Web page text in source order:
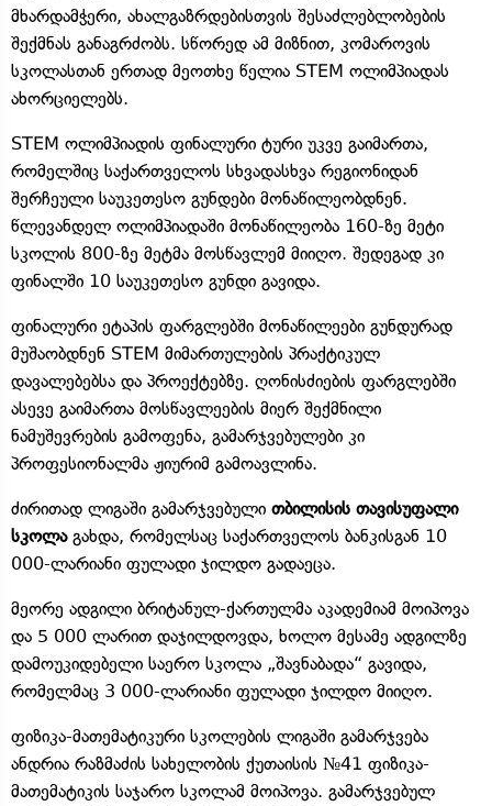
მხარდამჭერი, ახალგაზრდებისთვის შესაძლებლობების
შექმნას განაგრძობს. სწორედ ამ მიზნით, კომაროვის
სკოლასთან ერთად მეოთხე წელია STEM ოლიმპიადას
ახორციელებს.
STEM ოლიმპიადის ფინალური ტური უკვე გაიმართა,
რომელშიც საქართველოს სხვადასხვა რეგიონიდან
შერჩეული საუკეთესო გუნდები მონაწილეობდნენ.
წლევანდელ ოლიმპიადაში მონაწილეობა 160-ზე მეტი
სკოლის 800-ზე მეტმა მოსწავლემ მიიღო. შედეგად კი
ფინალში 10 საუკეთესო გუნდი გავიდა.
ფინალური ეტაპის ფარგლებში მონაწილეები გუნდურად
მუშაობდნენ STEM მიმართულების პრაქტიკულ
დავალებებსა და პროექტებზე. ღონისძიების ფარგლებში
ასევე გაიმართა მოსწავლეების მიერ შექმნილი
ნამუშევრების გამოფენა, გამარჯვებულები კი
პროფესიონალმა ჟიურიმ გამოავლინა.
ძირითად ლიგაში გამარჯვებული თბილისის თავისუფალი
სკოლა გახდა, რომელსაც საქართველოს ბანკისგან 10
000-ლარიანი ფულადი ჯილდო გადაეცა.
მეორე ადგილი ბრიტანულ-ქართულმა აკადემიამ მოიპოვა
და 5 000 ლარით დაჯილდოვდა, ხოლო მესამე ადგილზე
დამოუკიდებელი საერო სკოლა „შავნაბადა“ გავიდა,
რომელმაც 3 000-ლარიანი ფულადი ჯილდო მიიღო.
ფიზიკა-მათემატიკური სკოლების ლიგაში გამარჯვება
ანდრია რაზმაძის სახელობის ქუთაისის №41 ფიზიკა-
მათემატიკის საჯარო სკოლამ მოიპოვა. გამარჯვებულ